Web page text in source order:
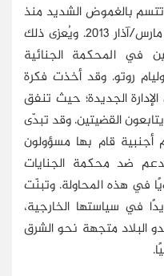
بالغموض الشديد منذ
تسلم ائتلاف اليوبيل السلطة في مارس/آذار 2013. ويُعزى ذلك
في المحكمة الجنائية
روتو. وقد أخذت فكرة
الجديدة؛ حيث تنفق
القضيتين. وقد تبدّى
قام بها مسؤولون
ضد محكمة الجنايات
في هذه المحاولة. وتبنّت
في سياستها الخارجية،
البلاد متجهة نحو الشرق